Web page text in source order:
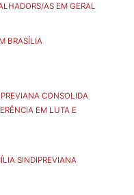
AS EM GERAL
BRASÍLIA
CONSOLIDA
EM LUTA E
SINDIPREVIANA